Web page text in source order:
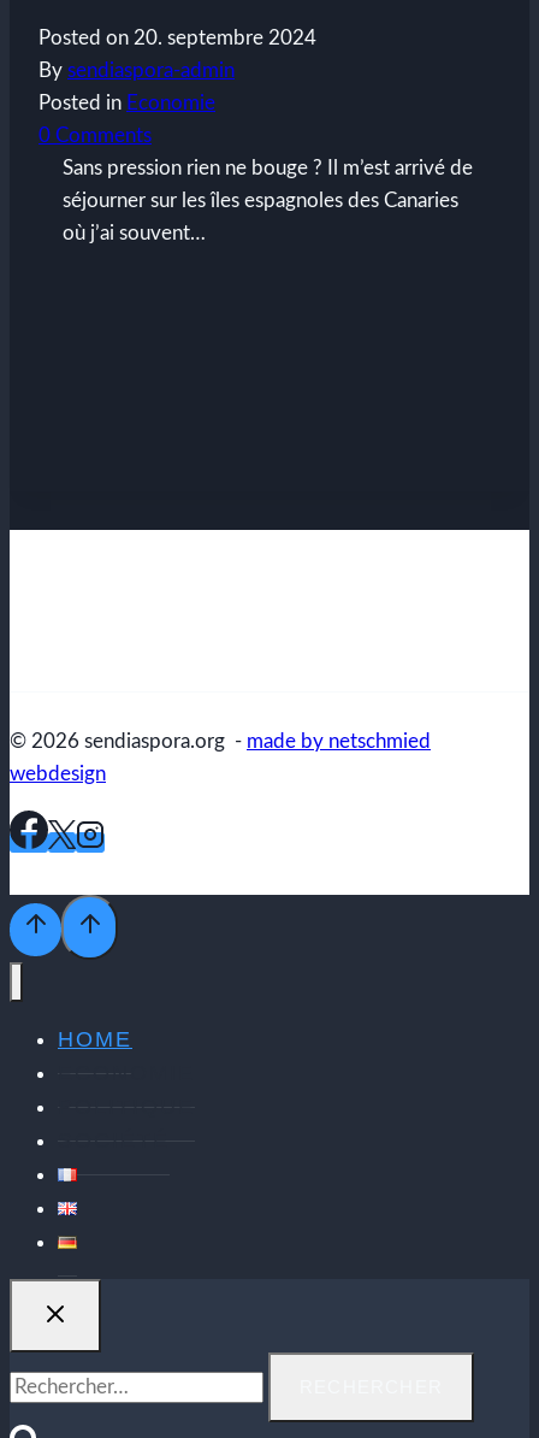
Posted on 20. septembre 2024
By sendiaspora-admin
Posted in Economie
0 Comments
Sans pression rien ne bouge ? Il m’est arrivé de
séjourner sur les îles espagnoles des Canaries
où j’ai souvent…
© 2026 sendiaspora.org - made by netschmied
webdesign
HOME
Rechercher :